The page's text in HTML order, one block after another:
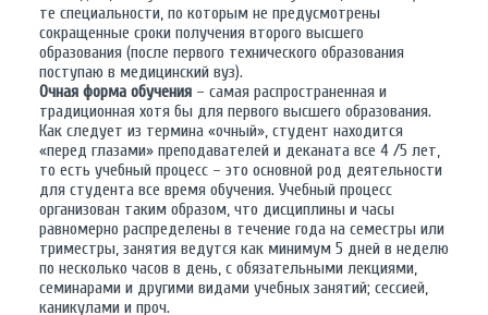
те специальности, по которым не предусмотрены
сокращенные сроки получения второго высшего
образования (после первого технического образования
поступаю в медицинский вуз).
Очная форма обучения – самая распространенная и
традиционная хотя бы для первого высшего образования.
Как следует из термина «очный», студент находится
«перед глазами» преподавателей и деканата все 4 /5 лет,
то есть учебный процесс – это основной род деятельности
для студента все время обучения. Учебный процесс
организован таким образом, что дисциплины и часы
равномерно распределены в течение года на семестры или
триместры, занятия ведутся как минимум 5 дней в неделю
по несколько часов в день, с обязательными лекциями,
семинарами и другими видами учебных занятий; сессией,
каникулами и проч.